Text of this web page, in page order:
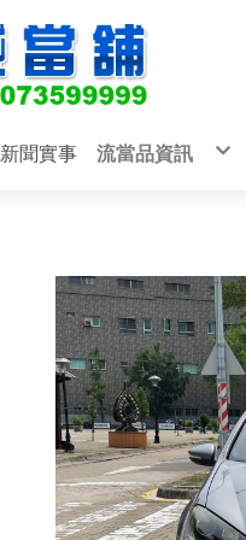
新聞實事 流當品資訊